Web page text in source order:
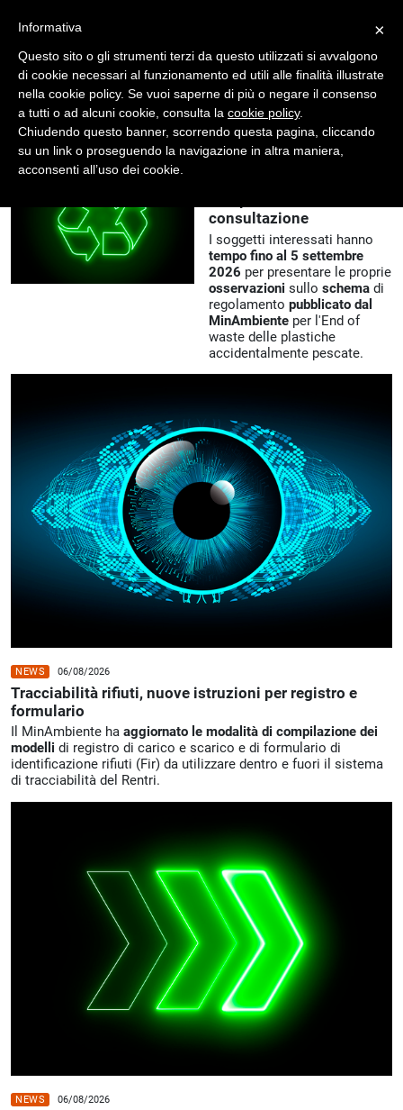
Accedi
consultazione
I soggetti interessati hanno
tempo fino al 5 settembre
2026 per presentare le proprie
osservazioni sulloschema di
regolamentopubblicato dal
MinAmbiente per l'End of
waste delle plastiche
accidentalmente pescate.
NEWS 06/08/2026
Tracciabilità rifiuti, nuove istruzioni per registro e
formulario
Il MinAmbiente ha aggiornato le modalità di compilazione dei
modelli di registro di carico e scarico e di formulario di
identificazione rifiuti (Fir) da utilizzare dentro e fuori il sistema
di tracciabilità del Rentri.
NEWS 06/08/2026
×
Informativa
Questo sito o gli strumenti terzi da questo utilizzati si avvalgono
di cookie necessari al funzionamento ed utili alle finalità illustrate
nella cookie policy. Se vuoi saperne di più o negare il consenso
a tutti o ad alcuni cookie, consulta la cookie policy.
Chiudendo questo banner, scorrendo questa pagina, cliccando
su un link o proseguendo la navigazione in altra maniera,
acconsenti all’uso dei cookie.